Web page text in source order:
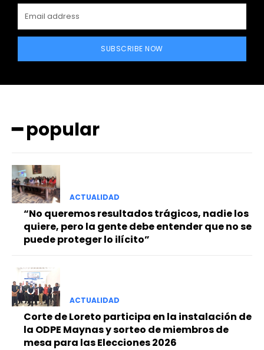
SUBSCRIBE NOW
━ popular
ACTUALIDAD
“No queremos resultados trágicos, nadie los
quiere, pero la gente debe entender que no se
puede proteger lo ilícito”
ACTUALIDAD
Corte de Loreto participa en la instalación de
la ODPE Maynas y sorteo de miembros de
mesa para las Elecciones 2026